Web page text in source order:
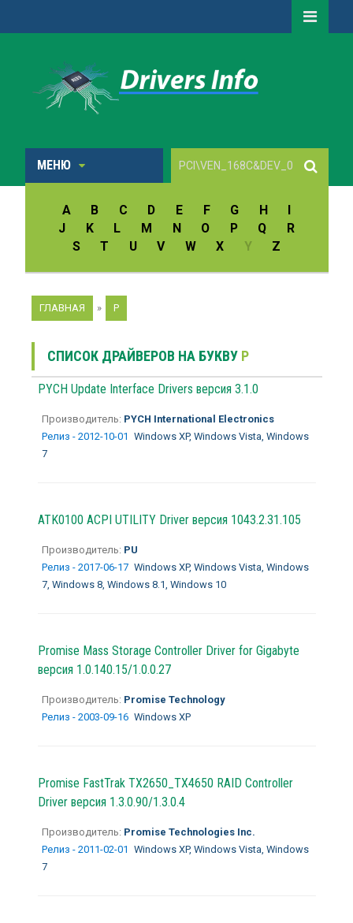
МЕНЮ
A B C D E F G H
I
J
K L M N O P Q
R
S
T U V W X Y Z
ГЛАВНАЯ » P
СПИСОК ДРАЙВЕРОВ НА БУКВУ P
PYCH Update Interface Drivers версия 3.1.0
Производитель: PYCH International Electronics
Релиз - 2012-10-01 Windows XP, Windows Vista, Windows
7
ATK0100 ACPI UTILITY Driver версия 1043.2.31.105
Производитель: PU
Релиз - 2017-06-17 Windows XP, Windows Vista, Windows
7, Windows 8, Windows 8.1, Windows 10
Promise Mass Storage Controller Driver for Gigabyte
версия 1.0.140.15/1.0.0.27
Производитель: Promise Technology
Релиз - 2003-09-16 Windows XP
Promise FastTrak TX2650_TX4650 RAID Controller
Driver версия 1.3.0.90/1.3.0.4
Производитель: Promise Technologies Inc.
Релиз - 2011-02-01 Windows XP, Windows Vista, Windows
7